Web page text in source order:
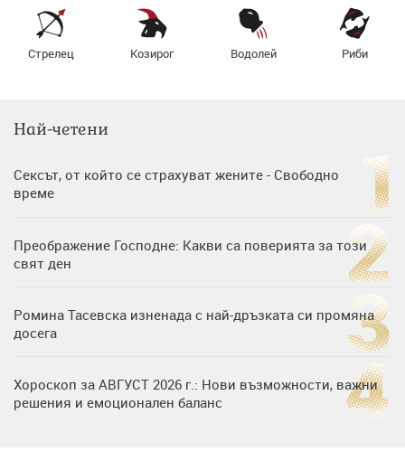
Стрелец Козирог Водолей Риби
Най-четени
Сексът, от който се страхуват жените - Свободно
време
Преображение Господне: Какви са поверията за този
свят ден
Ромина Тасевска изненада с най-дръзката си промяна
досега
Хороскоп за АВГУСТ 2026 г.: Нови възможности, важни
решения и емоционален баланс